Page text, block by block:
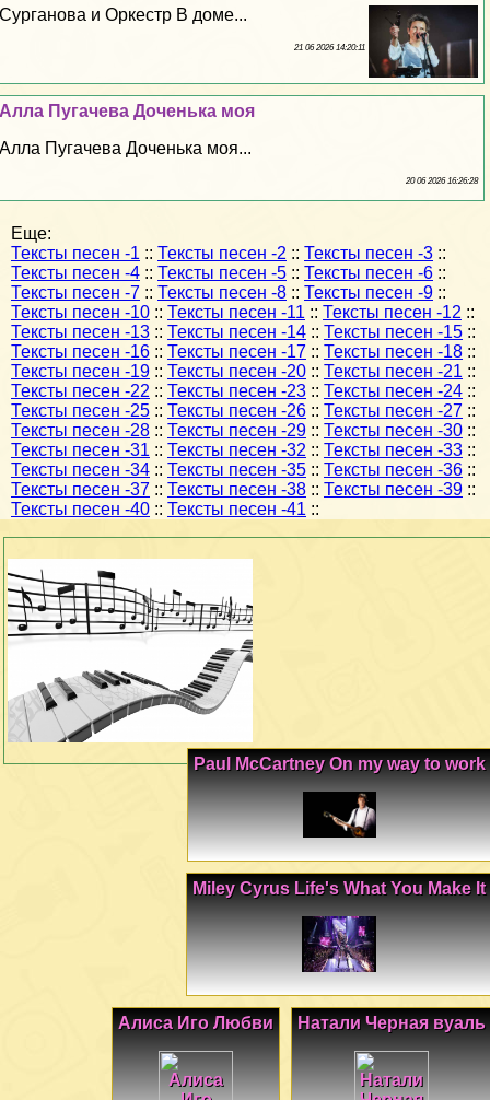
Сурганова и Оркестр В доме...
21 06 2026 14:20:11
Алла Пугачева Доченька моя
Алла Пугачева Доченька моя...
20 06 2026 16:26:28
Еще:
Тексты песен -1 :: Тексты песен -2 :: Тексты песен -3 ::
Тексты песен -4 :: Тексты песен -5 :: Тексты песен -6 ::
Тексты песен -7 :: Тексты песен -8 :: Тексты песен -9 ::
Тексты песен -10 :: Тексты песен -11 :: Тексты песен -12 ::
Тексты песен -13 :: Тексты песен -14 :: Тексты песен -15 ::
Тексты песен -16 :: Тексты песен -17 :: Тексты песен -18 ::
Тексты песен -19 :: Тексты песен -20 :: Тексты песен -21 ::
Тексты песен -22 :: Тексты песен -23 :: Тексты песен -24 ::
Тексты песен -25 :: Тексты песен -26 :: Тексты песен -27 ::
Тексты песен -28 :: Тексты песен -29 :: Тексты песен -30 ::
Тексты песен -31 :: Тексты песен -32 :: Тексты песен -33 ::
Тексты песен -34 :: Тексты песен -35 :: Тексты песен -36 ::
Тексты песен -37 :: Тексты песен -38 :: Тексты песен -39 ::
Тексты песен -40 :: Тексты песен -41 ::
Paul McCartney On my way to work
Miley Cyrus Life's What You Make It
Натали Черная вуаль
Алиса Иго Любви